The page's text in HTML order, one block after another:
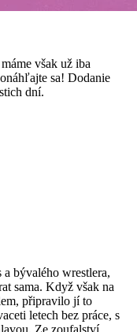
však už iba
sa! Dodanie
dní.
bývalého wrestlera,
sama. Když však na
připravilo jí to
letech bez práce, s